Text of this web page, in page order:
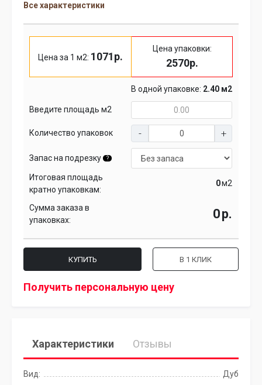
Все характеристики
Цена за 1 м2: 1071р.
Цена упаковки:
2570р.
В одной упаковке: 2.40 м2
Введите площадь м2
Количество упаковок
Запас на подрезку ?
Итоговая площадь
кратно упаковкам:
м2
Сумма заказа в
упаковках:
р.
КУПИТЬ В 1 КЛИК
Получить персональную цену
Характеристики Отзывы
Вид:
Дуб